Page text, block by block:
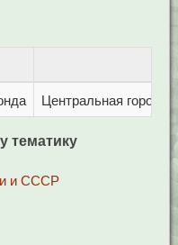
Центральная
тематику
и СССР